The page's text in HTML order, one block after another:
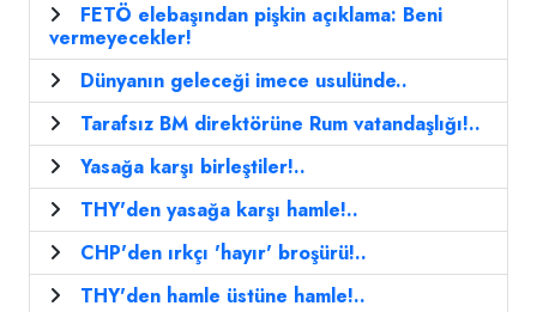
FETÖ elebaşından pişkin açıklama: Beni
vermeyecekler!
Dünyanın geleceği imece usulünde..
Tarafsız BM direktörüne Rum vatandaşlığı!..
Yasağa karşı birleştiler!..
THY'den yasağa karşı hamle!..
CHP'den ırkçı 'hayır' broşürü!..
THY'den hamle üstüne hamle!..